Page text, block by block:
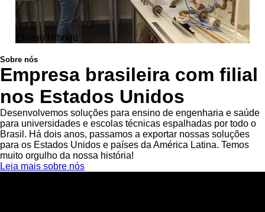
Ensino Híbrido
Sobre nós
Empresa brasileira com filial
nos Estados Unidos
Desenvolvemos soluções para ensino de engenharia e saúde
para universidades e escolas técnicas espalhadas por todo o
Brasil. Há dois anos, passamos a exportar nossas soluções
para os Estados Unidos e países da América Latina. Temos
muito orgulho da nossa história!
Leia mais sobre nós